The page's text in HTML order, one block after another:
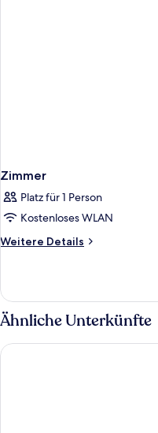
Zimmer
Platz für 1 Person
Kostenloses WLAN
Weitere Details
Weitere
Ähnliche Unterkünfte
Grand Kata VIP - Kata Beach